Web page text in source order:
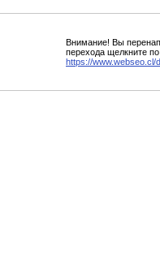
Внимание! Вы
перехода щелкните
https://www.webseo.cl/